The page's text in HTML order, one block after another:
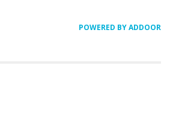
POWERED BY ADDOOR